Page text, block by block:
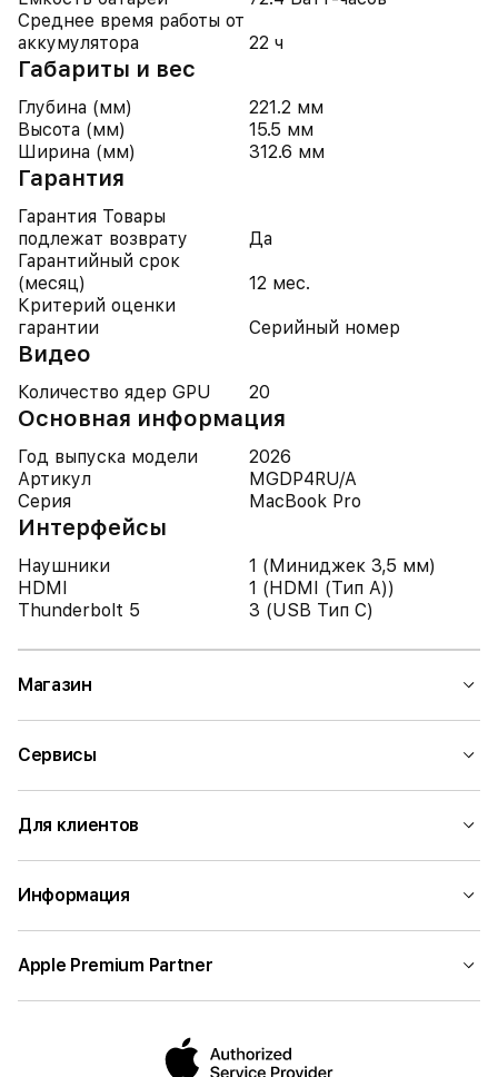
Среднее время работы от
аккумулятора
22 ч
Габариты и вес
Глубина (мм)
221.2 мм
Высота (мм)
15.5 мм
Ширина (мм)
312.6 мм
Гарантия
Гарантия Товары
подлежат возврату
Да
Гарантийный срок
(месяц)
12 мес.
Критерий оценки
гарантии
Серийный номер
Видео
Количество ядер GPU 20
Основная информация
Год выпуска модели
2026
Артикул
MGDP4RU/A
Серия
MacBook Pro
Интерфейсы
Наушники
1 (Миниджек 3,5 мм)
HDMI
1 (HDMI (Тип A))
Thunderbolt 5
3 (USB Тип C)
Магазин
Сервисы
Для клиентов
Информация
Apple Premium Partner